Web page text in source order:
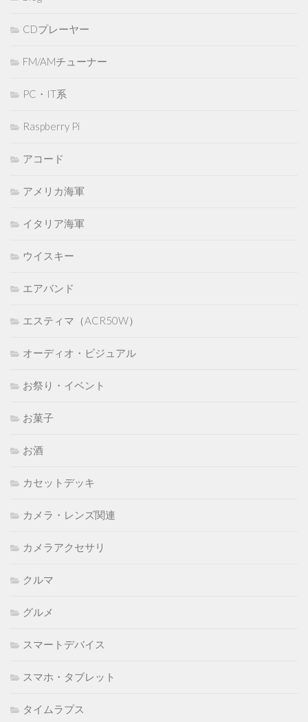
CDプレーヤー
FM/AMチューナー
PC・IT系
Raspberry Pi
アコード
アメリカ海軍
イタリア海軍
ウイスキー
エアバンド
エスティマ（ACR50W）
オーディオ・ビジュアル
お祭り・イベント
お菓子
お酒
カセットデッキ
カメラ・レンズ関連
カメラアクセサリ
クルマ
グルメ
スマートデバイス
スマホ・タブレット
タイムラプス